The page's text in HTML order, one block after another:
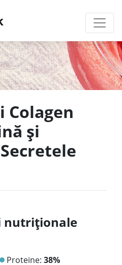
Colagen
și
nutriționale
Proteine: 38%